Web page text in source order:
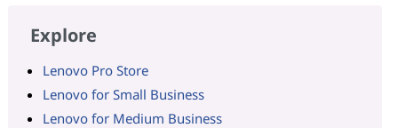
Explore
Lenovo Pro Store
Lenovo for Small Business
Lenovo for Medium Business